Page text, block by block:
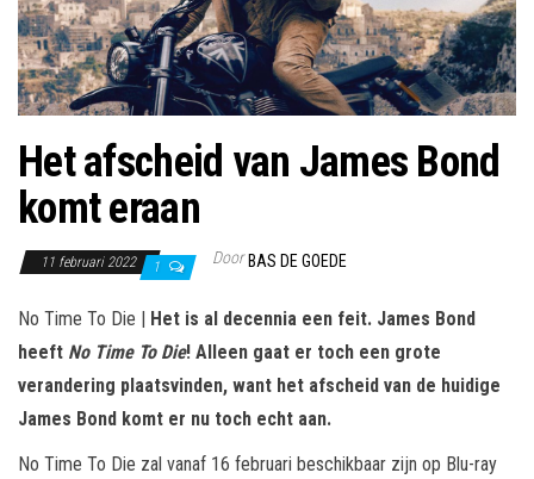
Het afscheid van James Bond
komt eraan
11 februari 2022 1 Door BAS DE GOEDE
No Time To Die | Het is al decennia een feit. James Bond
heeft No Time To Die! Alleen gaat er toch een grote
verandering plaatsvinden, want het afscheid van de huidige
James Bond komt er nu toch echt aan.
No Time To Die zal vanaf 16 februari beschikbaar zijn op Blu-ray